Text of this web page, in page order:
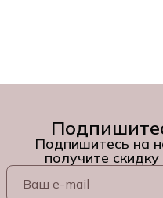
Подпишитесь на
получите